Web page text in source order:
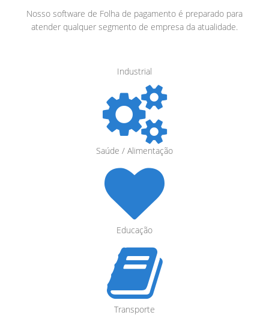
Nosso software de Folha de pagamento é preparado para
atender qualquer segmento de empresa da atualidade.
Industrial
Saúde / Alimentação
Educação
Transporte